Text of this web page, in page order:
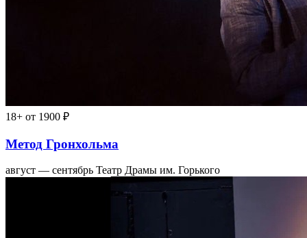
18+ от 1900 ₽
Метод Гронхольма
август — сентябрь Театр Драмы им. Горького